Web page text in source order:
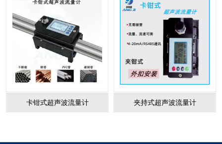
卡钳式超声波流量计 夹持式超声波流量计